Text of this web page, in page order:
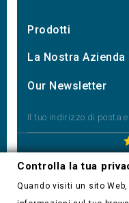
Prodotti
La Nostra Azienda
Our Newsletter
Controlla la tua
Quando visiti un sito